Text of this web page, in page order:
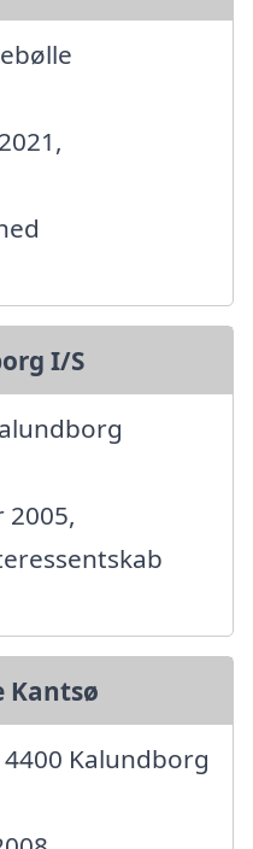
I/S
Kantsø
Kalundborg